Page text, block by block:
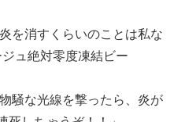
を消すくらいのことは私な
ュ絶対零度凍結ビー
騒な光線を撃ったら、炎が